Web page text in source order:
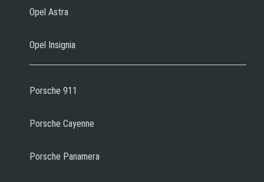
Opel Astra
Opel Insignia
Porsche 911
Porsche Cayenne
Porsche Panamera